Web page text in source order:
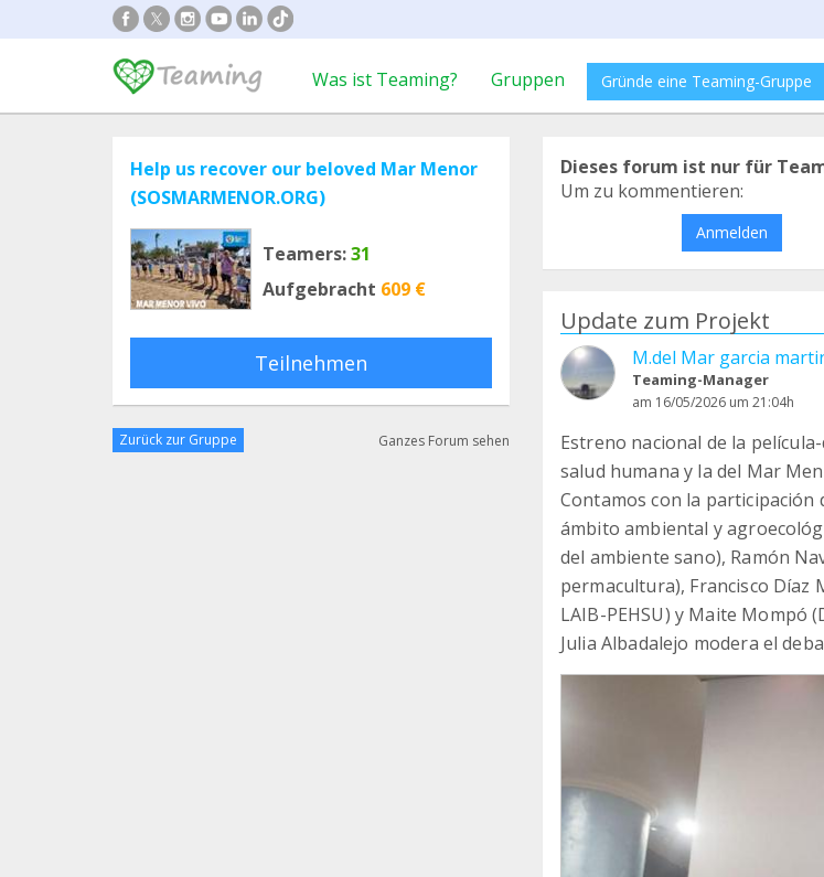
Was ist Teaming? Gruppen Gründe eine Teaming-Gruppe
Help us recover our beloved Mar Menor
(SOSMARMENOR.ORG)
Teamers:31
Aufgebracht 609 €
Teilnehmen
Zurück zur Gruppe Ganzes Forum sehen
Dieses forum ist nur für
Um zu kommentieren:
Anmelden
Update zum Projekt
M.del Mar garcia
Teaming-Manager
am 16/05/2026 um 21:04h
Estreno nacional de la
salud humana y la del Mar
Contamos con la
ámbito ambiental y
del ambiente sano), Ramón
permacultura), Francisco Díaz
LAIB-PEHSU) y Maite Mompó
Julia Albadalejo modera el